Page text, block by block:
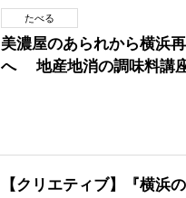
たべる
美濃屋のあられから横浜
へ 地産地消の調味料講
【クリエティブ】『横浜